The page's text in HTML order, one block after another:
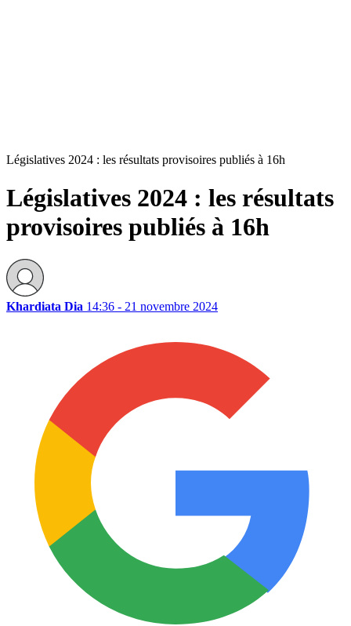
Législatives 2024 : les résultats provisoires publiés à 16h
Législatives 2024 : les résultats
provisoires publiés à 16h
Khardiata Dia 14:36 - 21 novembre 2024